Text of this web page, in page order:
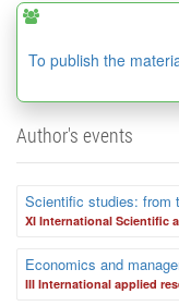
To publish the
Author's events
Scientific studies: from
XI International Scientific
Economics and
III International applied